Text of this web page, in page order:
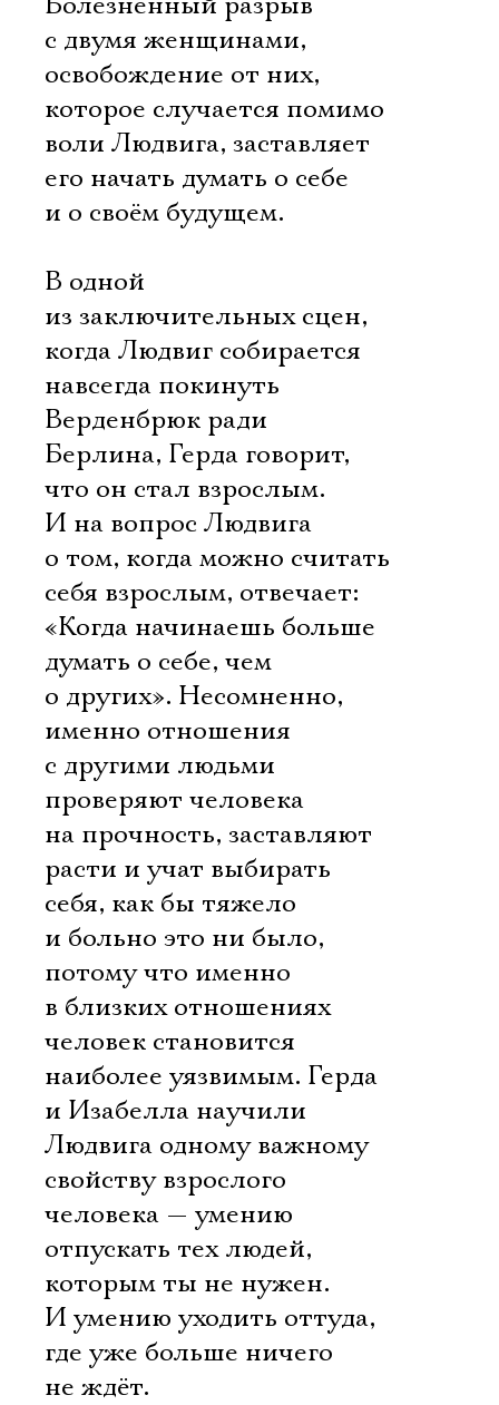
с двумя женщинами,
освобождение от них,
которое случается помимо
воли Людвига, заставляет
его начать думать о себе
и о своём будущем.
В одной
из заключительных сцен,
когда Людвиг собирается
навсегда покинуть
Верденбрюк ради
Берлина, Герда говорит,
что он стал взрослым.
И на вопрос Людвига
о том, когда можно считать
себя взрослым, отвечает:
«Когда начинаешь больше
думать о себе, чем
о других». Несомненно,
именно отношения
с другими людьми
проверяют человека
на прочность, заставляют
расти и учат выбирать
себя, как бы тяжело
и больно это ни было,
потому что именно
в близких отношениях
человек становится
наиболее уязвимым. Герда
и Изабелла научили
Людвига одному важному
свойству взрослого
человека — умению
отпускать тех людей,
которым ты не нужен.
И умению уходить оттуда,
где уже больше ничего
не ждёт.